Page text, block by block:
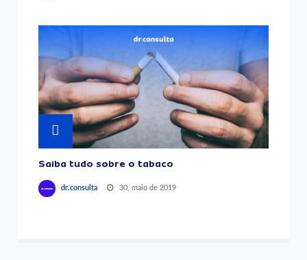
Saiba tudo sobre o tabaco
dr.consulta 30, maio de 2019